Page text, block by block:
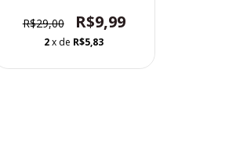
R$29,00 R$9,99
2x de R$5,83